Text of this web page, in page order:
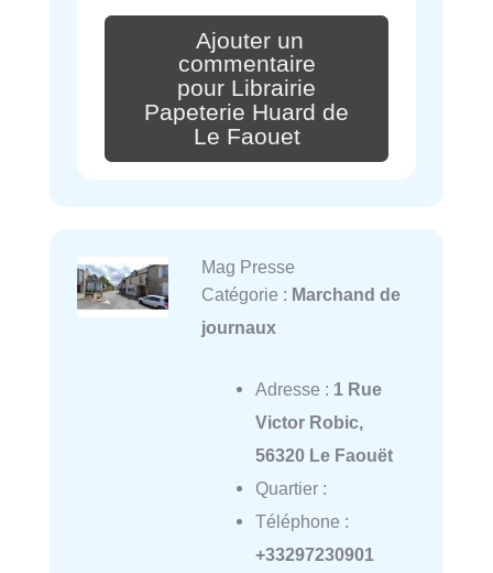
Ajouter un
commentaire
pour Librairie
Papeterie Huard de
Le Faouet
Mag Presse
Catégorie : Marchand de
journaux
Adresse : 1 Rue
Victor Robic,
56320 Le Faouët
Quartier :
Téléphone :
+33297230901